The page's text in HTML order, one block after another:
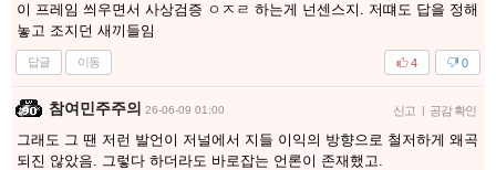
이 프레임 씌우면서 사상검증 ㅇㅈㄹ 하는게 넌센스지. 저떄도 답을 정해
놓고 조지던 새끼들임
답글 이동 0
4
참여민주주의 26-06-09 01:00 신고 | 공감 확인
그래도 그 땐 저런 발언이 저널에서 지들 이익의 방향으로 철저하게 왜곡
되진 않았음. 그렇다 하더라도 바로잡는 언론이 존재했고.